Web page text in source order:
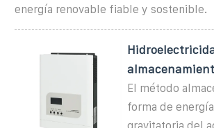
energía renovable fiable y sostenible.
El método
forma de
gravitatoria del